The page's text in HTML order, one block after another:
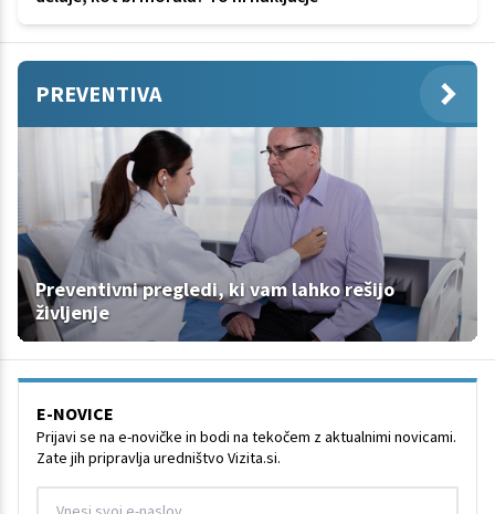
PREVENTIVA
Preventivni pregledi, ki vam lahko rešijo
življenje
E-NOVICE
Prijavi se na e-novičke in bodi na tekočem z aktualnimi novicami.
Zate jih pripravlja uredništvo Vizita.si.